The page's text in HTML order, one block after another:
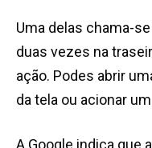
Uma delas chama-se
duas vezes na
ação. Podes abrir
da tela ou acionar
A Google indica que